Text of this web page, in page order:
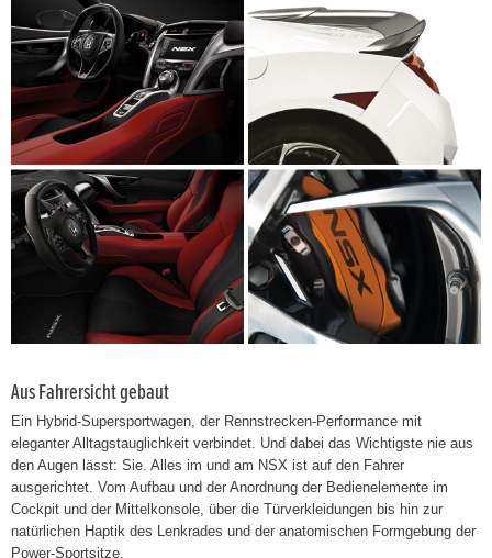
Aus Fahrersicht gebaut
Ein Hybrid-Supersportwagen, der Rennstrecken-Performance mit
eleganter Alltagstauglichkeit verbindet. Und dabei das Wichtigste nie aus
den Augen lässt: Sie. Alles im und am NSX ist auf den Fahrer
ausgerichtet. Vom Aufbau und der Anordnung der Bedienelemente im
Cockpit und der Mittelkonsole, über die Türverkleidungen bis hin zur
natürlichen Haptik des Lenkrades und der anatomischen Formgebung der
Power-Sportsitze.